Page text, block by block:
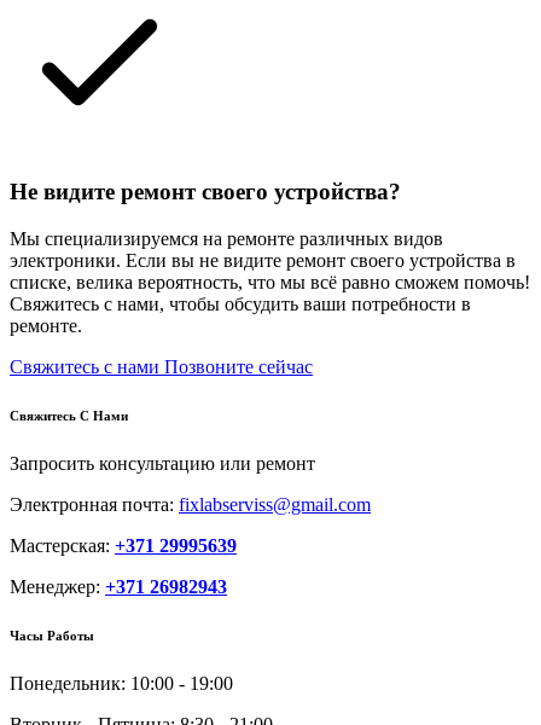
Не видите ремонт своего устройства?
Мы специализируемся на ремонте различных видов
электроники. Если вы не видите ремонт своего устройства в
списке, велика вероятность, что мы всё равно сможем помочь!
Свяжитесь с нами, чтобы обсудить ваши потребности в
ремонте.
Свяжитесь с нами Позвоните сейчас
Свяжитесь С Нами
Запросить консультацию или ремонт
Электронная почта: fixlabserviss@gmail.com
Мастерская: +371 29995639
Менеджер: +371 26982943
Часы Работы
Понедельник: 10:00 - 19:00